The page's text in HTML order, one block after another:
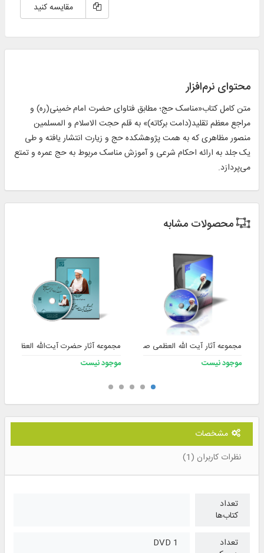
مقایسه کنید
محتوای نرم‌افزار
متن کامل کتاب«مناسک حج؛ مطابق فتاوای حضرت امام خمینی(ره) و
مراجع معظم تقلید(دامت برکاته)» به قلم حجت الاسلام و المسلمین
منصور مظاهری که به همت پژوهشکده حج و زیارت انتشار یافته و طی
یک جلد به ارائه احکام شرعی و آموزش مناسک مربوط به حج عمره و تمتع
می‌پردازد.
محصولات مشابه
مجموعه آثار آیت الله العظمی صافی گلپایگانی (ره)
موجود نیست
مجموعه آثار حضرت آیت‌الله العظمی
موجود نیست
مشخصات
نظرات کاربران (1)
تعداد
کتاب‌ها
تعداد
1 DVD